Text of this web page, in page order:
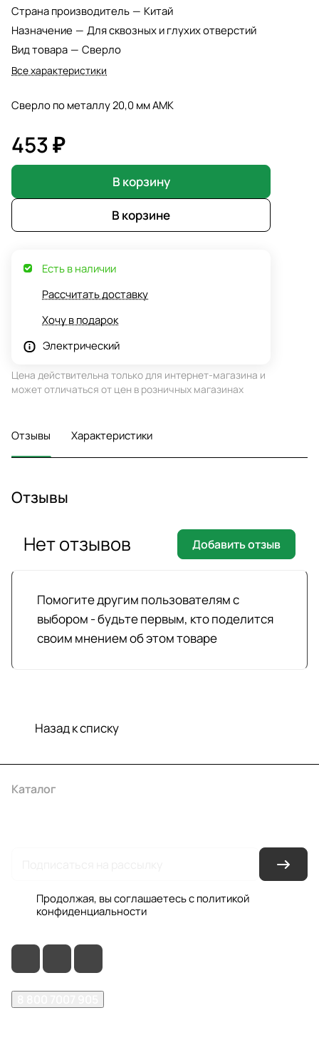
Страна производитель — Китай
Назначение — Для сквозных и глухих отверстий
Вид товара — Сверло
Все характеристики
Сверло по металлу 20,0 мм АМК
453 ₽
В корзину
В корзине
Есть в наличии
Рассчитать доставку
Хочу в подарок
Электрический
Цена действительна только для интернет-магазина и
может отличаться от цен в розничных магазинах
Отзывы Характеристики
Отзывы
Помогите другим пользователям с
выбором - будьте первым, кто поделится
своим мнением об этом товаре
Нет отзывов Добавить отзыв
Назад к списку
Каталог
Продолжая, вы соглашаетесь с политикой
конфиденциальности